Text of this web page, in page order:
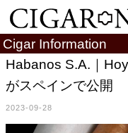
会員登録 お
Cigar Information
Habanos S.A.｜
がスペインで公開
2023-09-28